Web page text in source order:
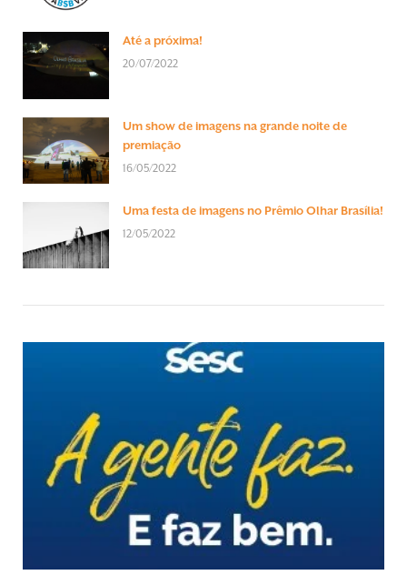
Até a próxima!
20/07/2022
Um show de imagens na grande noite de
premiação
16/05/2022
Uma festa de imagens no Prêmio Olhar Brasília!
12/05/2022